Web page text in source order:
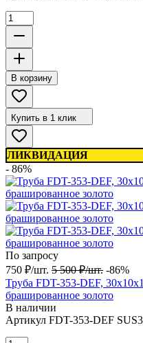
В корзину
Купить в 1 клик
ЛИКВИДАЦИЯ
- 86%
По запросу
750 ₽/шт. 5 500 ₽/шт. -86%
Труба FDT-353-DEF,
брашированное золото
В наличии
Артикул FDT-353-DEF